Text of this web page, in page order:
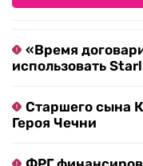
«Время
использовать
Старшего сына
Героя Чечни